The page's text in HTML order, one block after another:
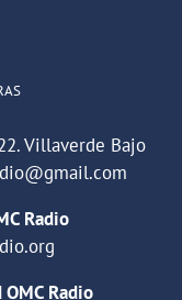
Villaverde Bajo
Radio
Radio